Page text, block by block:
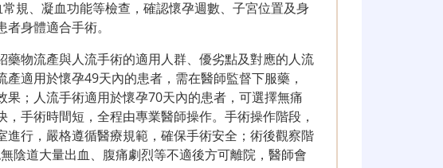
規、凝血功能等檢查，確認懷孕週數、子宮位置及身
身體適合手術。
藥物流產與人流手術的適用人群、優劣點及對應的人流
適用於懷孕49天內的患者，需在醫師監督下服藥，
；人流手術適用於懷孕70天內的患者，可選擇無痛
手術時間短，全程由專業醫師操作。手術操作階段，
進行，嚴格遵循醫療規範，確保手術安全；術後觀察階
陰道大量出血、腹痛劇烈等不適後方可離院，醫師會